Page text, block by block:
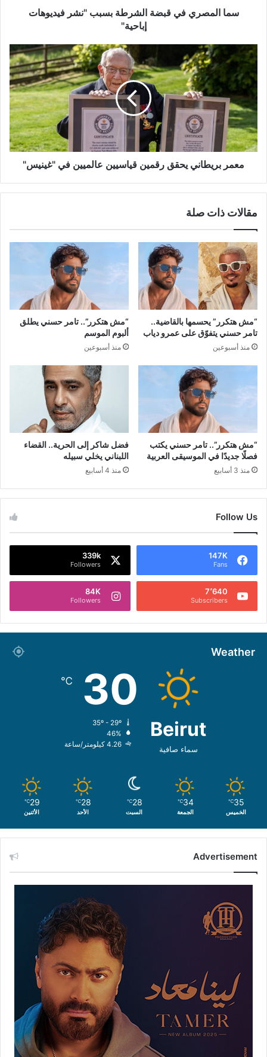
سما المصري في قبضة الشرطة بسبب "نشر فيديوهات
إباحية"
معمر
بريطاني
يحقق
رقمين
قياسيين
عالميين
في
"غينيس"
معمر بريطاني يحقق رقمين قياسيين عالميين في "غينيس"
مقالات ذات صلة
“مش هتكرر” يحسمها بالقاضية..
تامر حسني يتفوّق على عمرو دياب
منذ أسبوعين
“مش هتكرر”.. تامر حسني يطلق
ألبوم الموسم
منذ أسبوعين
“مش هتكرر”.. تامر حسني يكتب
فصلًا جديدًا في الموسيقى العربية
منذ 3 أسابيع
فضل شاكر إلى الحرية.. القضاء
اللبناني يخلي سبيله
منذ 4 أسابيع
Follow Us
147K
Fans
339k
Followers
7٬640
Subscribers
84K
Followers
Weather
Beirut
سماء صافية
30
℃
46%
4.26 كيلومتر/ساعة
35
℃
الخميس
34
℃
الجمعة
28
℃
السبت
28
℃
الأحد
29
℃
الأثنين
Advertisement